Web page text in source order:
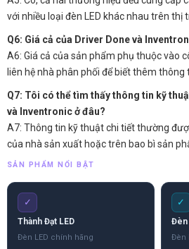
với nhiều loại đèn LED khác nhau trên thị
Q6: Giá cả của Driver Done và
A6: Giá cả của sản phẩm phụ thuộc vào
liên hệ nhà phân phối để biết thêm thông
Q7: Tôi có thể tìm thấy thông tin kỹ
và Inventronic ở đâu?
A7: Thông tin kỹ thuật chi tiết thường
của nhà sản xuất hoặc trên bao bì sản
SẢN PHẨM NỔI BẬT
✓
Thành Đạt LED
Đèn LED chính hãng
✓
Đèn
Đèn